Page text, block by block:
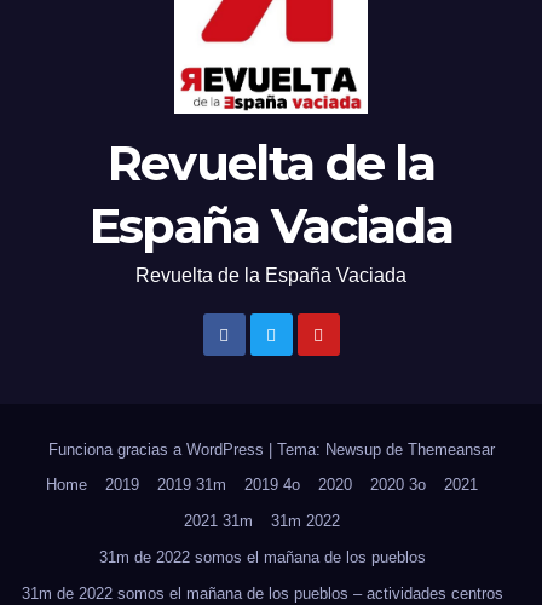
Revuelta de la
España Vaciada
Revuelta de la España Vaciada
Funciona gracias a WordPress | Tema: Newsup de Themeansar
Home
2019 2019 31m 2019 4o 2020 2020 3o
2021
2021 31m
31m 2022
31m de 2022 somos el mañana de los pueblos
31m de 2022 somos el mañana de los pueblos – actividades centros